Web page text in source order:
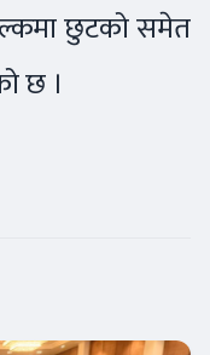
छुटको समेत
छ ।